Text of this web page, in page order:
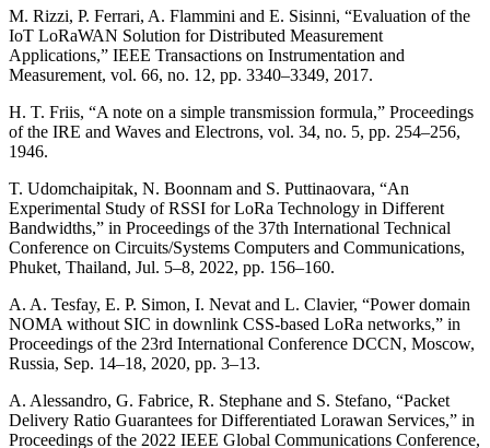
M. Rizzi, P. Ferrari, A. Flammini and E. Sisinni, “Evaluation of the
IoT LoRaWAN Solution for Distributed Measurement
Applications,” IEEE Transactions on Instrumentation and
Measurement, vol. 66, no. 12, pp. 3340–3349, 2017.
H. T. Friis, “A note on a simple transmission formula,” Proceedings
of the IRE and Waves and Electrons, vol. 34, no. 5, pp. 254–256,
1946.
T. Udomchaipitak, N. Boonnam and S. Puttinaovara, “An
Experimental Study of RSSI for LoRa Technology in Different
Bandwidths,” in Proceedings of the 37th International Technical
Conference on Circuits/Systems Computers and Communications,
Phuket, Thailand, Jul. 5–8, 2022, pp. 156–160.
A. A. Tesfay, E. P. Simon, I. Nevat and L. Clavier, “Power domain
NOMA without SIC in downlink CSS-based LoRa networks,” in
Proceedings of the 23rd International Conference DCCN, Moscow,
Russia, Sep. 14–18, 2020, pp. 3–13.
A. Alessandro, G. Fabrice, R. Stephane and S. Stefano, “Packet
Delivery Ratio Guarantees for Differentiated Lorawan Services,” in
Proceedings of the 2022 IEEE Global Communications Conference,